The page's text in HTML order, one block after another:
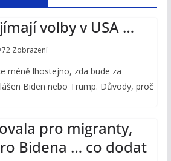
volby v USA …
72 Zobrazení
méně lhostejno, zda bude za
Biden nebo Trump. Důvody, proč
pro migranty,
Bidena … co dodat